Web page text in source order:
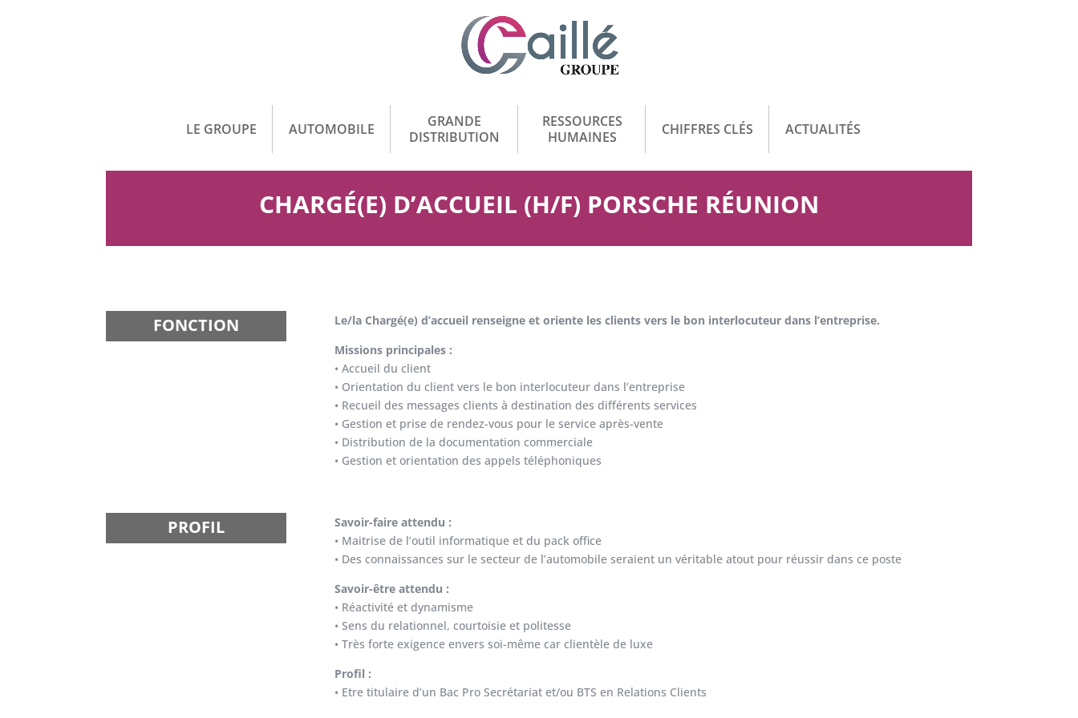
LE GROUPE AUTOMOBILE
GRANDE
DISTRIBUTION
RESSOURCES
HUMAINES
CHIFFRES CLÉS ACTUALITÉS
CHARGÉ(E) D’ACCUEIL (H/F) PORSCHE RÉUNION
FONCTION
Le/la Chargé(e) d’accueil renseigne et oriente les clients vers le bon interlocuteur dans l’entreprise.
Missions principales :
• Accueil du client
• Orientation du client vers le bon interlocuteur dans l’entreprise
• Recueil des messages clients à destination des différents services
• Gestion et prise de rendez-vous pour le service après-vente
• Distribution de la documentation commerciale
• Gestion et orientation des appels téléphoniques
PROFIL
Savoir-faire attendu :
• Maitrise de l’outil informatique et du pack office
• Des connaissances sur le secteur de l’automobile seraient un véritable atout pour réussir dans ce poste
Savoir-être attendu :
• Réactivité et dynamisme
• Sens du relationnel, courtoisie et politesse
• Très forte exigence envers soi-même car clientèle de luxe
Profil :
• Etre titulaire d’un Bac Pro Secrétariat et/ou BTS en Relations Clients